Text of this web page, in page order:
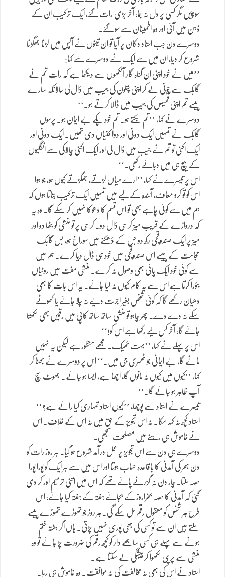
سوچیں مگر کسی پر دل نہ جما، آخر بڑی رات گئے، ایک ترکیب ان کے
ذہن میں آئی اور وہ اطمینان سے سو گئے۔
دوسرے دن جب استاد دکان پر آیا تو ان تینوں نے آپس میں لڑنا جھگڑنا
شروع کر دیا، ان میں سے ایک نے دوسرے سے کہا:
’’میں نے خود اپنی ان گناہ گار آنکھوں سے دیکھا ہے کہ رات تم نے
گاہک سے چونی لے کر اپنی پتلون کی جیب میں ڈال لی حالانکہ سارے
پیسے تم اپنی قمیص کی جیب میں ڈالا کرتے ہو۔‘‘
دوسرے نے کہا، ’’تم بکتے ہو۔ تم خود پکے بے ایمان ہو۔ پرسوں
گاہک نے تمہیں ایک دونّی اور دوا کنیاں دی تھیں۔ ایک دونی اور
ایک اکنی تو تم نے جیب میں ڈال لی اور ایک اکنی چالاکی سے انگلیوں
کے بیچ ہی میں دبائے رکھی۔‘‘
اس پر تیسرے نے کہا، ’’ارے میاں لڑتے، جھگڑتے کیوں ہو، جو ہوا
اس کو تو کرو معاف، آئندہ کے لیے میں تمہیں ایک ترکیب بتاتا ہوں کہ
ہم میں سے کوئی چاہے بھی تو اس قسم کا دھوکا نہیں کر سکے گا۔ وہ یہ
کہ دروازے کے قریب میز کرسی ڈال دو۔ کرسی پر تو منشی کو بٹھا دو اور
میز پر ایک صندوقچی رکھ دو جس کے ڈھکنے میں سوراخ ہو، بس گاہک
حجامت کے پیسے اس صندوقچی میں خود ہی ڈال دیا کرے۔ ہم میں
سے کوئی خود ایک پائی بھی وصول نہ کرے۔ منشی مفت میں روٹیاں
بٹورا کرتا ہے اس سے یہ کام کیوں نہ لیا جائے۔ یہ اس بات کا بھی
دھیان رکھے گا کہ کوئی شخص بغیر اجرت دیے نہ چلا جائے یا کھوٹے
سکے نہ دے دے۔ پھر چاہو تو منشی ساتھ ساتھ کاپی میں رقمیں بھی لکھتا
جائے گا، آخر کس لیے رکھا ہے اس کو!‘‘
اس پر پہلے نے کہا، ’’بہت ٹھیک۔ مجھے منظور ہے لیکن یہ نہیں
مانے گا، بے ایمانی جو ٹھہری جی میں۔‘‘ اس پر دوسرے نے بھنا کر
کہا، ’’کیوں میں کیوں نہ مانوں گا، اچھا ہے، ایسا ہو جائے۔ جھوٹ سچ
آپ ظاہر ہو جائے گا۔‘‘
تیسرے نے استاد سے پوچھا، ’’کیوں استاد تمہاری کیا رائے ہے؟‘‘
استاد کچھ نہ کہہ سکا۔ نہ اس تجویز کے حق میں نہ اس کے خلاف۔ اس
نے خاموش ہی رہنے میں مصلحت سمجھی۔
دوسرے ہی دن سے اس تجویز پر عمل درآمد شروع ہو گیا۔ ہر روز رات کو
دن بھر کی آمدنی کا باقاعدہ حساب ہوتا اور اس میں سے ہر ایک کو پورا پورا
حصہ ملتا۔ چار دن نہ گزرنے پائے تھے کہ اس میں اتنی ترمیم اور کر دی
گئی کہ آمدنی کا حصہ بخراروز کے بجائے ہفتہ کے ہفتہ کیا جائے، اس
طرح ہر شخص کو معقول رقم مل سکے گی۔ ہر روز جو تھوڑے تھوڑے پیسے
ملتے ہیں ان سے تو کسی کی بھی پوری نہیں پڑتی۔ ہاں اگر ہفتہ ختم
ہونے سے پہلے ہی کسی ساجھے دار کو کچھ رقم کی ضرورت پڑ جائے تو وہ
منشی سے پرچی لکھوا کر پیشگی لے سکتا ہے۔
استاد نے اس کی بھی نہ مخالفت کی نہ موافقت۔ وہ خاموش ہی رہا۔